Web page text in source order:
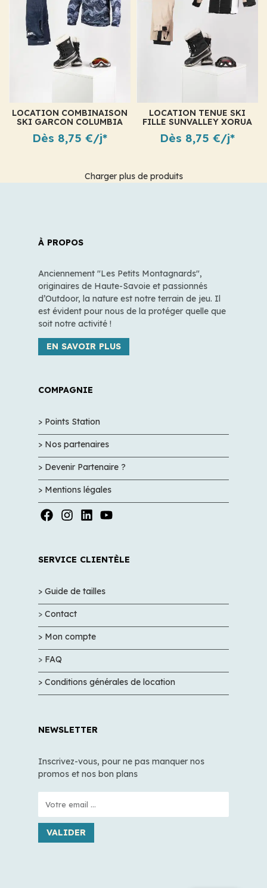
LOCATION COMBINAISON
SKI GARCON COLUMBIA
BUGA NAVY
Dès 8,75 €/j*
LOCATION TENUE SKI
FILLE SUNVALLEY XORUA
Dès 8,75 €/j*
Charger plus de produits
À PROPOS
Anciennement "Les Petits Montagnards",
originaires de Haute-Savoie et passionnés
d’Outdoor, la nature est notre terrain de jeu. Il
est évident pour nous de la protéger quelle que
soit notre activité !
EN SAVOIR PLUS
COMPAGNIE
> Points Station
> Nos partenaires
> Devenir Partenaire ?
> Mentions légales
SERVICE CLIENTÈLE
> Guide de tailles
> Contact
> Mon compte
> FAQ
> Conditions générales de location
NEWSLETTER
Inscrivez-vous, pour ne pas manquer nos
promos et nos bon plans
VALIDER